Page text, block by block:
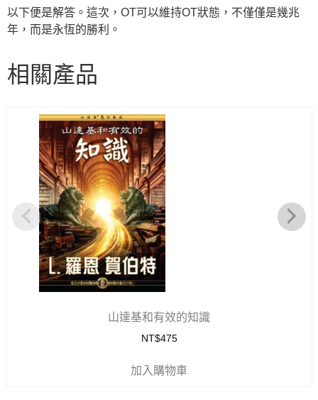
以下便是解答。這次，OT可以維持OT狀態，不僅僅是幾兆
年，而是永恆的勝利。
相關產品
山達基和有效的知識
NT$475
加入購物車